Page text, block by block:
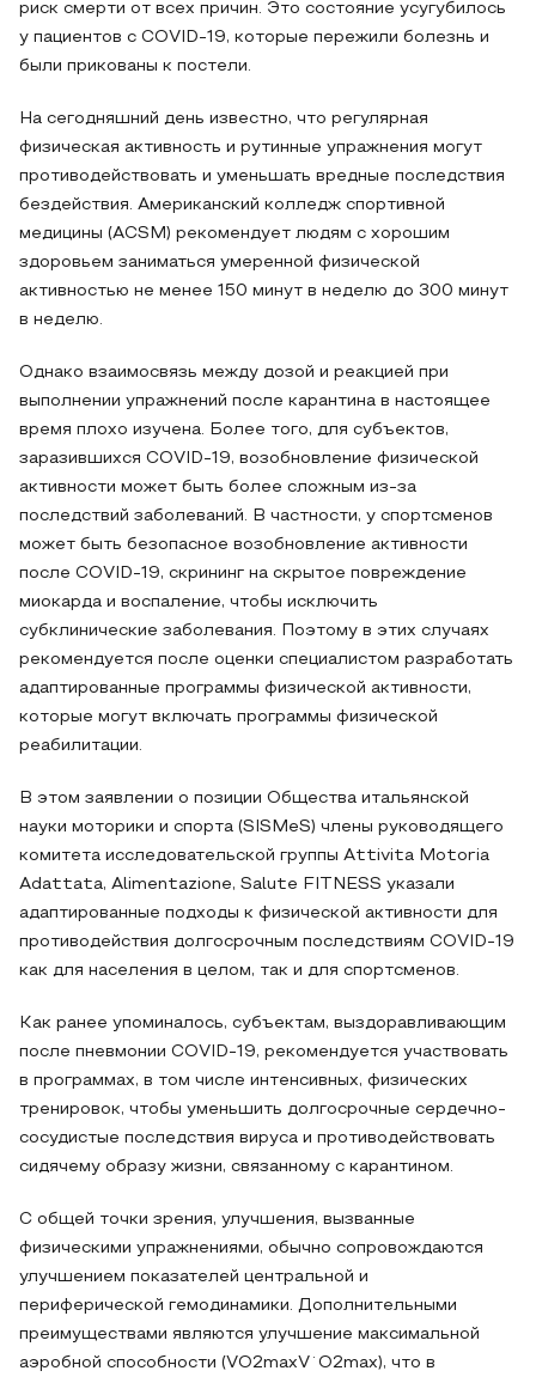
риск смерти от всех причин. Это состояние усугубилось
у пациентов с COVID-19, которые пережили болезнь и
были прикованы к постели.
На сегодняшний день известно, что регулярная
физическая активность и рутинные упражнения могут
противодействовать и уменьшать вредные последствия
бездействия. Американский колледж спортивной
медицины (ACSM) рекомендует людям с хорошим
здоровьем заниматься умеренной физической
активностью не менее 150 минут в неделю до 300 минут
в неделю.
Однако взаимосвязь между дозой и реакцией при
выполнении упражнений после карантина в настоящее
время плохо изучена. Более того, для субъектов,
заразившихся COVID-19, возобновление физической
активности может быть более сложным из-за
последствий заболеваний. В частности, у спортсменов
может быть безопасное возобновление активности
после COVID-19, скрининг на скрытое повреждение
миокарда и воспаление, чтобы исключить
субклинические заболевания. Поэтому в этих случаях
рекомендуется после оценки специалистом разработать
адаптированные программы физической активности,
которые могут включать программы физической
реабилитации.
В этом заявлении о позиции Общества итальянской
науки моторики и спорта (SISMeS) члены руководящего
комитета исследовательской группы Attivita Motoria
Adattata, Alimentazione, Salute FITNESS указали
адаптированные подходы к физической активности для
противодействия долгосрочным последствиям COVID-19
как для населения в целом, так и для спортсменов.
Как ранее упоминалось, субъектам, выздоравливающим
после пневмонии COVID-19, рекомендуется участвовать
в программах, в том числе интенсивных, физических
тренировок, чтобы уменьшить долгосрочные сердечно-
сосудистые последствия вируса и противодействовать
сидячему образу жизни, связанному с карантином.
С общей точки зрения, улучшения, вызванные
физическими упражнениями, обычно сопровождаются
улучшением показателей центральной и
периферической гемодинамики. Дополнительными
преимуществами являются улучшение максимальной
аэробной способности (VO2maxV˙O2max), что в